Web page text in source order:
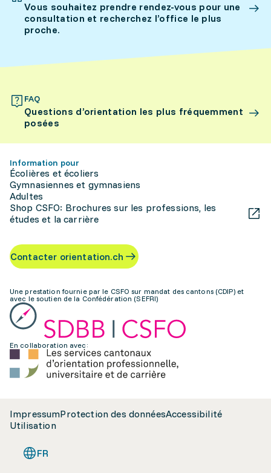
Vous souhaitez prendre rendez-vous pour une
consultation et recherchez l’office le plus
proche.
FAQ
Questions d’orientation les plus fréquemment
posées
Information pour
Écolières et écoliers
Gymnasiennes et gymnasiens
Adultes
Shop CSFO: Brochures sur les professions, les
études et la carrière
Contacter orientation.ch
Une prestation fournie par le CSFO sur mandat des cantons (CDIP) et
avec le soutien de la Confédération (SEFRI)
En collaboration avec:
ImpressumProtection des donnéesAccessibilité
Utilisation
FR